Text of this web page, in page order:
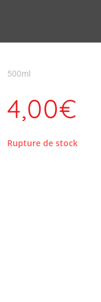
500ml
4,00€
Rupture de stock